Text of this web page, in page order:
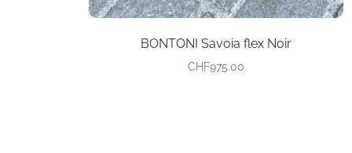
BONTONI Savoia flex Noir
CHF975.00
produit